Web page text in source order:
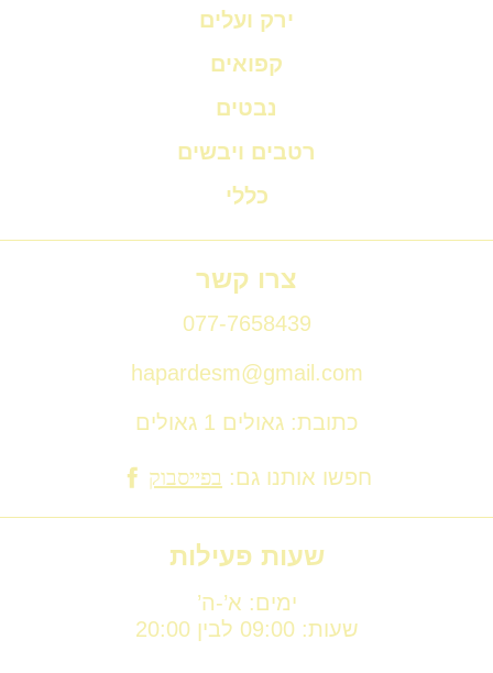
ירק ועלים
קפואים
נבטים
רטבים ויבשים
כללי
צרו קשר
077-7658439
hapardesm@gmail.com
כתובת: גאולים 1 גאולים
חפשו אותנו גם: בפייסבוק
שעות פעילות
ימים: א’-ה’
שעות: 09:00 לבין 20:00